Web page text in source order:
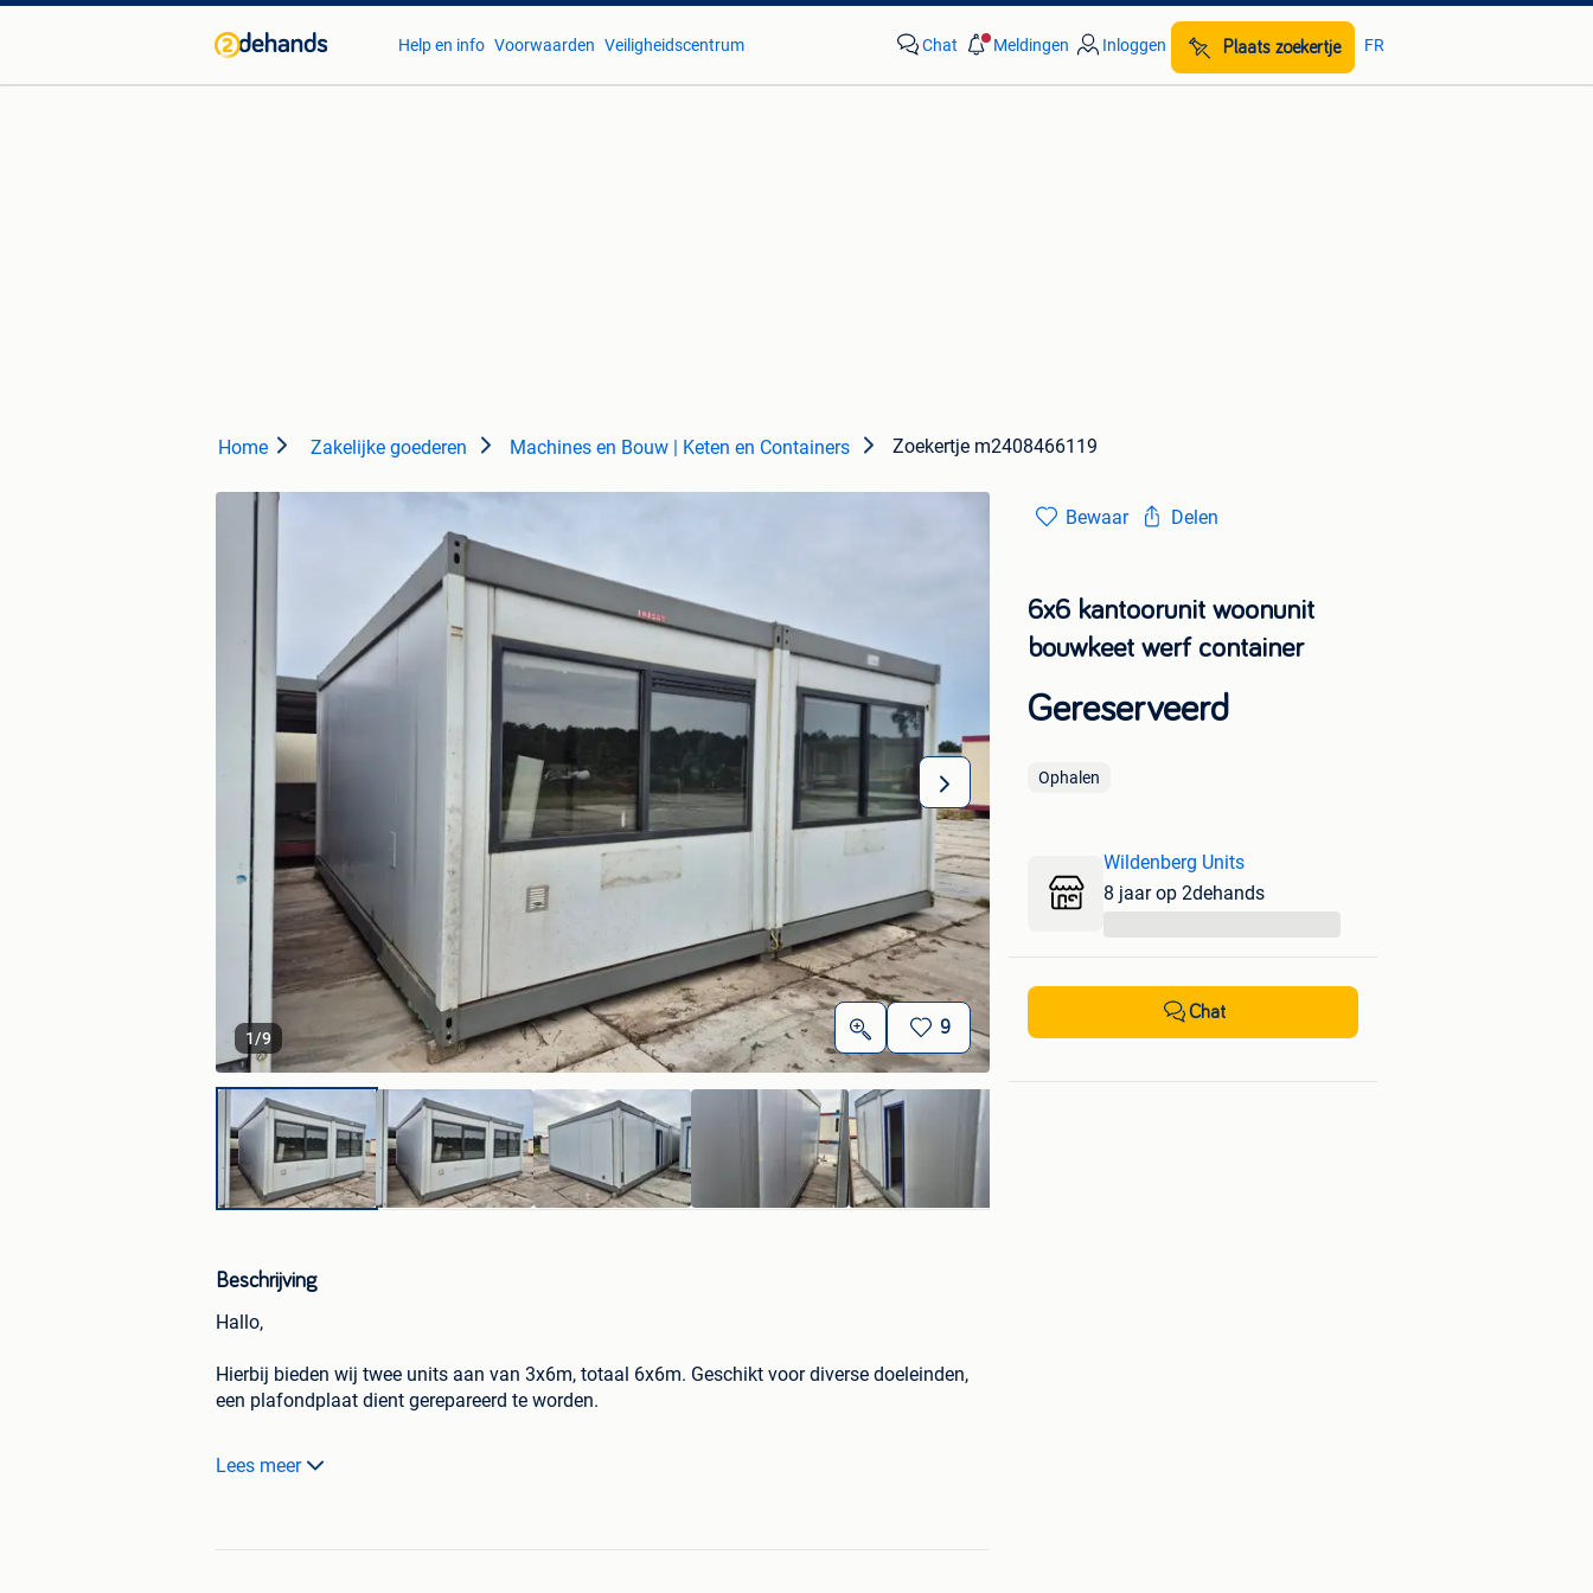
Help en info Voorwaarden Veiligheidscentrum Chat Meldingen Inloggen Plaats zoekertje FR
Home Zakelijke goederen Machines en Bouw | Keten en Containers Zoekertje m2408466119
1/9
9
Beschrijving
Hallo,
Hierbij bieden wij twee units aan van 3x6m, totaal 6x6m. Geschikt voor diverse doeleinden,
een plafondplaat dient gerepareerd te worden.
Prijs is 4500 excl btw en transport.
Wij kunnen voor u het transport wel organiseren.
Lees meer
Bewaar Delen
6x6 kantoorunit woonunit
bouwkeet werf container
Gereserveerd
Ophalen
Wildenberg Units
8 jaar op 2dehands
Chat